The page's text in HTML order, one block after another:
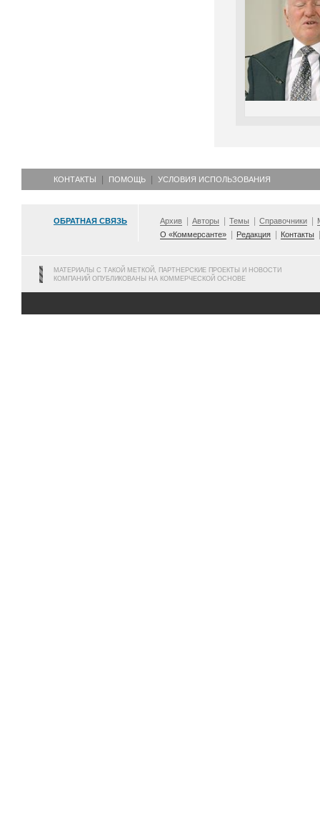
КОНТАКТЫ ПОМОЩЬ УСЛОВИЯ ИСПОЛЬЗОВАНИЯ
ОБРАТНАЯ СВЯЗЬ Архив Авторы Темы Справочники
О «Коммерсанте»
Редакция Контакты
МАТЕРИАЛЫ С ТАКОЙ МЕТКОЙ, ПАРТНЕРСКИЕ ПРОЕКТЫ И НОВОСТИ
КОМПАНИЙ ОПУБЛИКОВАНЫ НА КОММЕРЧЕСКОЙ ОСНОВЕ